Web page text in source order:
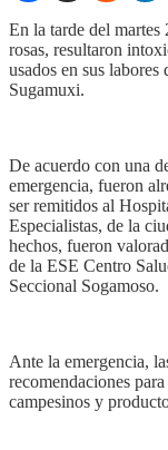
En la tarde del martes
rosas, resultaron
usados en sus
Sugamuxi.
De acuerdo con una
emergencia, fueron
ser remitidos al
Especialistas, de la
hechos, fueron
de la ESE Centro
Seccional Sogamoso.
Ante la emergencia,
recomendaciones
campesinos y